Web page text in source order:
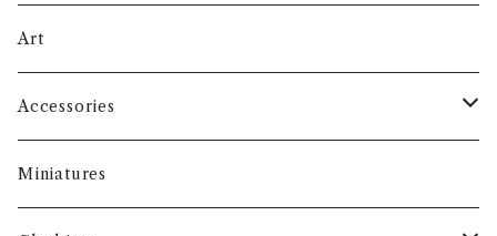
Art
Accessories
Face Masks
Miniatures